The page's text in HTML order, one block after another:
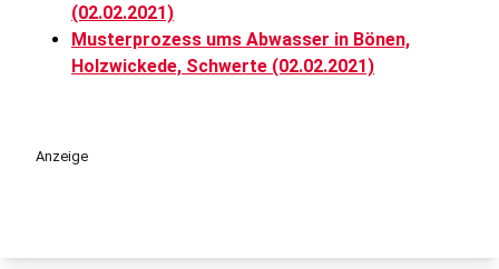
(02.02.2021)
Musterprozess ums Abwasser in Bönen,
Holzwickede, Schwerte (02.02.2021)
Anzeige